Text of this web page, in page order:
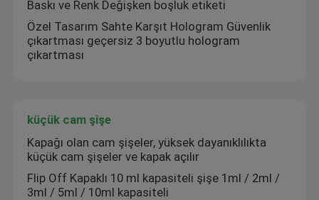
Baskı ve Renk Değişken boşluk etiketi
Özel Tasarım Sahte Karşıt Hologram Güvenlik
çıkartması geçersiz 3 boyutlu hologram
çıkartması
küçük cam şişe
Kapağı olan cam şişeler, yüksek dayanıklılıkta
küçük cam şişeler ve kapak açılır
Flip Off Kapaklı 10 ml kapasiteli şişe 1ml / 2ml /
3ml / 5ml / 10ml kapasiteli